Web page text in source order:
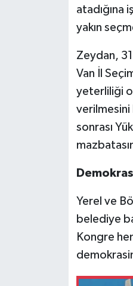
atadığına
yakın
Zeydan,
Van İl
yeterliliği
verilmesini
sonrası
Yerel ve
belediye
Kongre